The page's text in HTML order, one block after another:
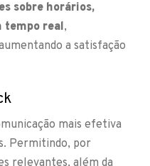
sobre horários,
tempo real,
a satisfação
mais efetiva
Permitindo, por
relevantes, além da